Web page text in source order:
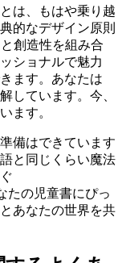
は、もはや乗り越
的なデザイン原則
創造性を組み合
ショナルで魅力
ます。あなたは
しています。今、
ます。
備はできています
と同じくらい魔法
たの児童書にぴっ
あなたの世界を共